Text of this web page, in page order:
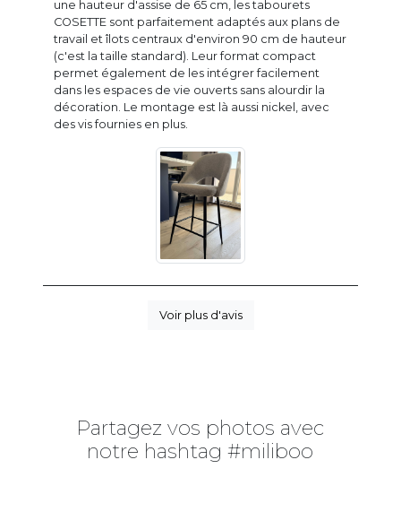
une hauteur d'assise de 65 cm, les tabourets
COSETTE sont parfaitement adaptés aux plans de
travail et îlots centraux d'environ 90 cm de hauteur
(c'est la taille standard). Leur format compact
permet également de les intégrer facilement
dans les espaces de vie ouverts sans alourdir la
décoration. Le montage est là aussi nickel, avec
des vis fournies en plus.
Voir plus d'avis
Partagez vos photos avec
notre hashtag #miliboo